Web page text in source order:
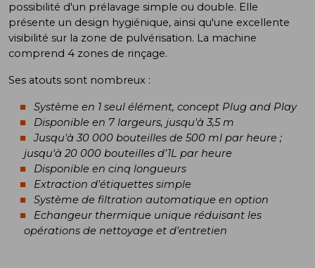
possibilité d'un prélavage simple ou double. Elle
présente un design hygiénique, ainsi qu'une excellente
visibilité sur la zone de pulvérisation. La machine
comprend 4 zones de rinçage.
Ses atouts sont nombreux :
Système en 1 seul élément, concept Plug and Play
Disponible en 7 largeurs, jusqu'à 3,5 m
Jusqu'à 30 000 bouteilles de 500 ml par heure ;
jusqu'à 20 000 bouteilles d’1L par heure
Disponible en cinq longueurs
Extraction d'étiquettes simple
Système de filtration automatique en option
Echangeur thermique unique réduisant les
opérations de nettoyage et d'entretien